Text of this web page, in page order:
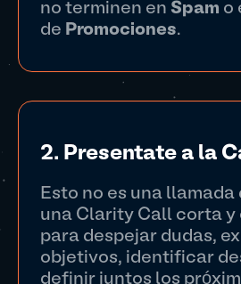
no terminen en Spam o
de Promociones.
2. Presentate a la
Esto no es una llamada
una Clarity Call corta y
para despejar dudas,
objetivos, identificar
definir juntos los